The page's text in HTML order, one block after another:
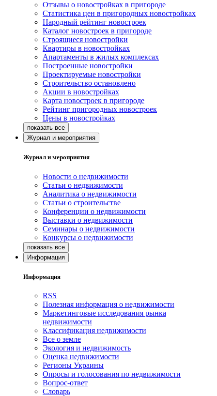
Отзывы о новостройках в пригороде
Статистика цен в пригородных новостройках
Народный рейтинг новостроек
Каталог новостроек в пригороде
Строящиеся новостройки
Квартиры в новостройках
Апартаменты в жилых комплексах
Построенные новостройки
Проектируемые новостройки
Строительство остановлено
Акции в новостройках
Карта новостроек в пригороде
Рейтинг пригородных новостроек
Цены в новостройках
Журнал и мероприятия
Журнал и мероприятия
Новости о недвижимости
Статьи о недвижимости
Аналитика о недвижимости
Статьи о строительстве
Конференции о недвижимости
Выставки о недвижимости
Семинары о недвижимости
Конкурсы о недвижимости
Информация
Информация
RSS
Полезная информация о недвижимости
Маркетинговые исследования рынка
недвижимости
Классификация недвижимости
Все о земле
Экология и недвижимость
Оценка недвижимости
Регионы Украины
Опросы и голосования по недвижимости
Вопрос-ответ
Словарь